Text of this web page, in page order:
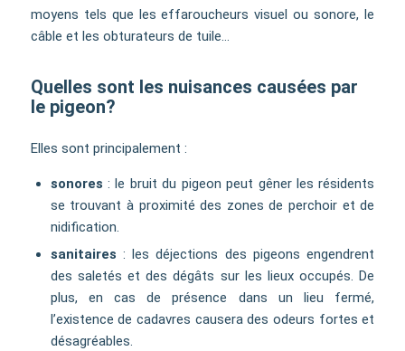
moyens tels que les effaroucheurs visuel ou sonore, le
câble et les obturateurs de tuile…
Quelles sont les nuisances causées par
le pigeon?
Elles sont principalement :
sonores : le bruit du pigeon peut gêner les résidents
se trouvant à proximité des zones de perchoir et de
nidification.
sanitaires : les déjections des pigeons engendrent
des saletés et des dégâts sur les lieux occupés. De
plus, en cas de présence dans un lieu fermé,
l’existence de cadavres causera des odeurs fortes et
désagréables.